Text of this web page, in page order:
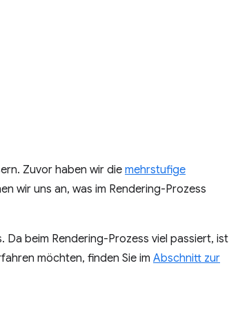
Zuvor haben wir die mehrstufige
wir uns an, was im Rendering-Prozess
beim Rendering-Prozess viel passiert, ist
möchten, finden Sie im Abschnitt zur